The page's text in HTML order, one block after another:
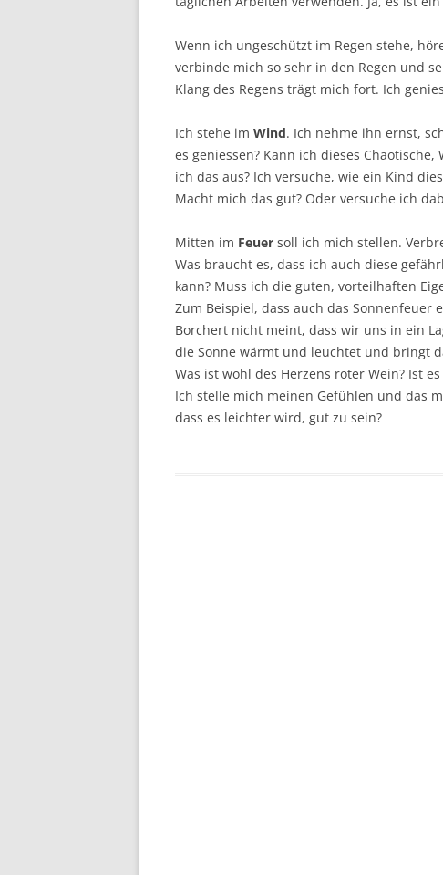
Wenn ich ungeschützt im Regen stehe,
verbinde mich so sehr in den Regen und
Klang des Regens trägt mich fort. Ich
Ich stehe im Wind. Ich nehme ihn ernst,
es geniessen? Kann ich dieses
ich das aus? Ich versuche, wie ein Kind
Macht mich das gut? Oder versuche ich
Mitten im Feuer soll ich mich stellen.
Was braucht es, dass ich auch diese
kann? Muss ich die guten, vorteilhaften
Zum Beispiel, dass auch das Sonnenfeuer
Borchert nicht meint, dass wir uns in ein
die Sonne wärmt und leuchtet und bringt
Was ist wohl des Herzens roter Wein? Ist
Ich stelle mich meinen Gefühlen und das
dass es leichter wird, gut zu sein?